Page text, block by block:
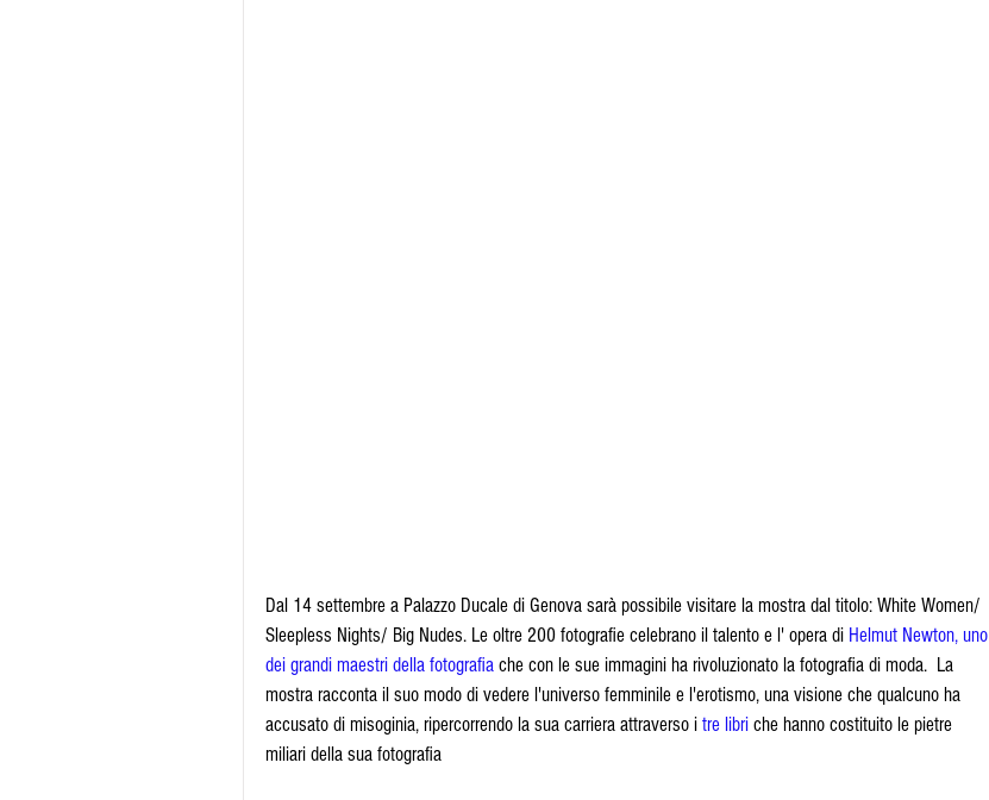
Dal 14 settembre a Palazzo Ducale di Genova sarà possibile visitare la mostra dal titolo: White Women/
Sleepless Nights/ Big Nudes. Le oltre 200 fotografie celebrano il talento e l' opera di Helmut Newton, uno
dei grandi maestri della fotografia che con le sue immagini ha rivoluzionato la fotografia di moda.  La
mostra racconta il suo modo di vedere l'universo femminile e l'erotismo, una visione che qualcuno ha
accusato di misoginia, ripercorrendo la sua carriera attraverso i tre libri che hanno costituito le pietre
miliari della sua fotografia